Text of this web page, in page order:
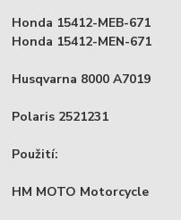
Honda 15412-MEB-671
Honda 15412-MEN-671
Husqvarna 8000 A7019
Polaris 2521231
Použití:
HM MOTO Motorcycle